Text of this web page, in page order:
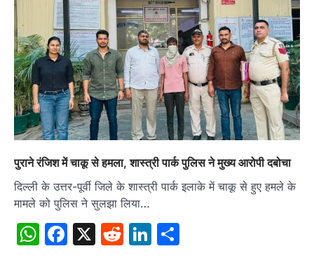
पुराने रंजिश में चाकू से हमला, शास्त्री पार्क पुलिस ने मुख्य आरोपी दबोचा
दिल्ली के उत्तर-पूर्वी जिले के शास्त्री पार्क इलाके में चाकू से हुए हमले के
मामले को पुलिस ने सुलझा लिया…
WhatsApp
Facebook
X RedditLinkedIn